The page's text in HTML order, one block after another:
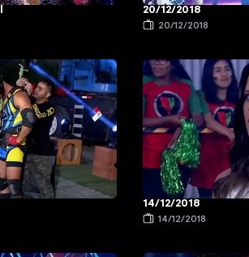
20/12/2018
20/12/2018
14/12/2018
14/12/2018